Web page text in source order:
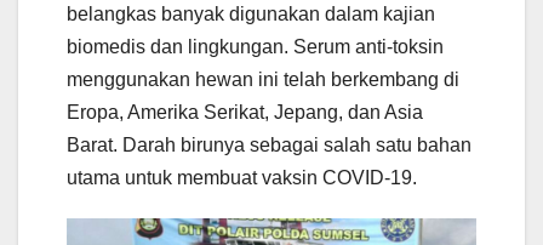
belangkas banyak digunakan dalam kajian
biomedis dan lingkungan. Serum anti-toksin
menggunakan hewan ini telah berkembang di
Eropa, Amerika Serikat, Jepang, dan Asia
Barat. Darah birunya sebagai salah satu bahan
utama untuk membuat vaksin COVID-19.